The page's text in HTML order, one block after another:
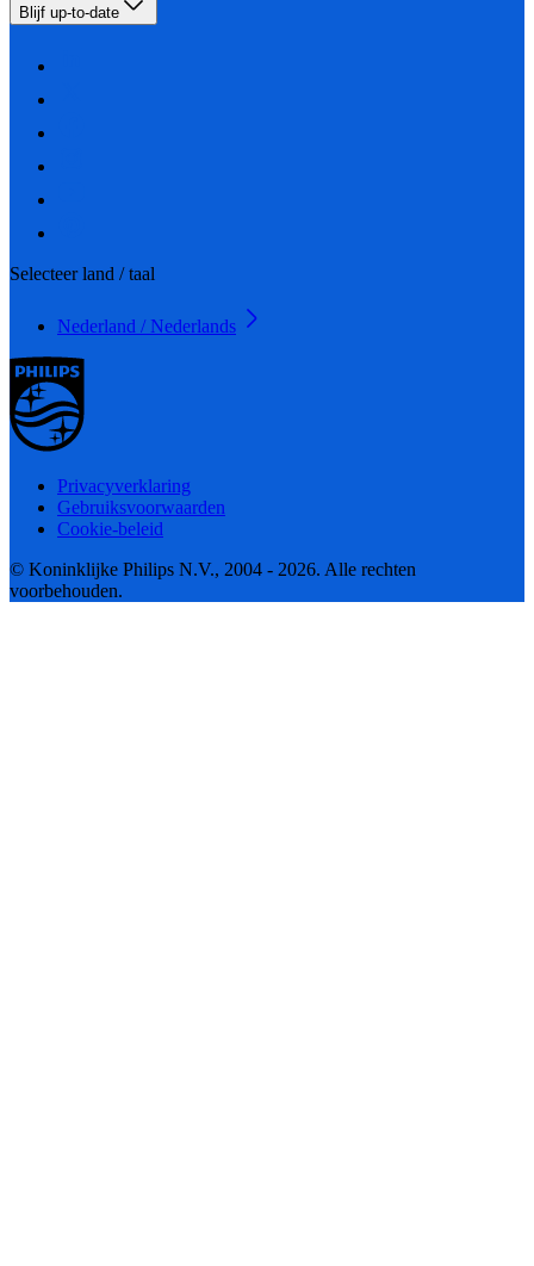
Blijf up-to-date
Selecteer land / taal
Nederland / Nederlands
Privacyverklaring
Gebruiksvoorwaarden
Cookie-beleid
© Koninklijke Philips N.V., 2004 - 2026. Alle rechten
voorbehouden.